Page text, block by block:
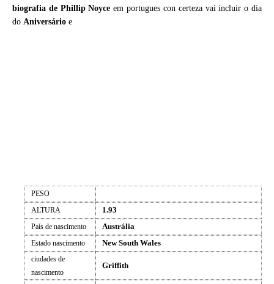
biografia de Phillip Noyce em portugues con certeza vai incluir o dia
do Aniversário e
PESO
ALTURA
1.93
País de nascimento Austrália
Estado nascimento New South Wales
ciudades de
nascimento
Griffith